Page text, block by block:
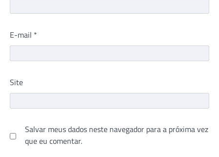
E-mail *
Site
Salvar meus dados neste navegador para a próxima vez
que eu comentar.